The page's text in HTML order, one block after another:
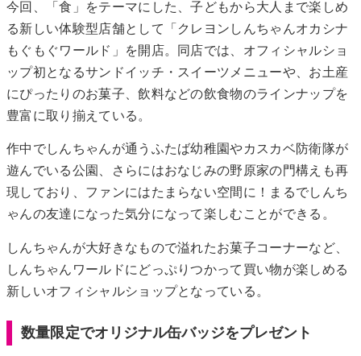
今回、「食」をテーマにした、子どもから大人まで楽しめ
る新しい体験型店舗として「クレヨンしんちゃんオカシナ
もぐもぐワールド」を開店。同店では、オフィシャルショ
ップ初となるサンドイッチ・スイーツメニューや、お土産
にぴったりのお菓子、飲料などの飲食物のラインナップを
豊富に取り揃えている。
作中でしんちゃんが通うふたば幼稚園やカスカベ防衛隊が
遊んでいる公園、さらにはおなじみの野原家の門構えも再
現しており、ファンにはたまらない空間に！まるでしんち
ゃんの友達になった気分になって楽しむことができる。
しんちゃんが大好きなもので溢れたお菓子コーナーなど、
しんちゃんワールドにどっぷりつかって買い物が楽しめる
新しいオフィシャルショップとなっている。
数量限定でオリジナル缶バッジをプレゼント